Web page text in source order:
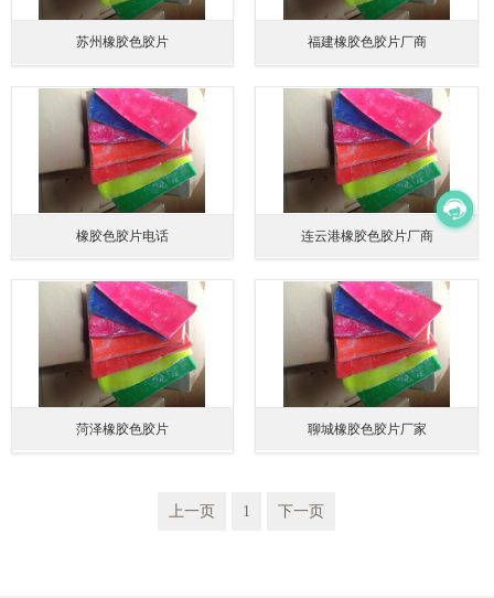
苏州橡胶色胶片 福建橡胶色胶片厂商
橡胶色胶片电话 连云港橡胶色胶片厂商
菏泽橡胶色胶片 聊城橡胶色胶片厂家
上一页 1 下一页